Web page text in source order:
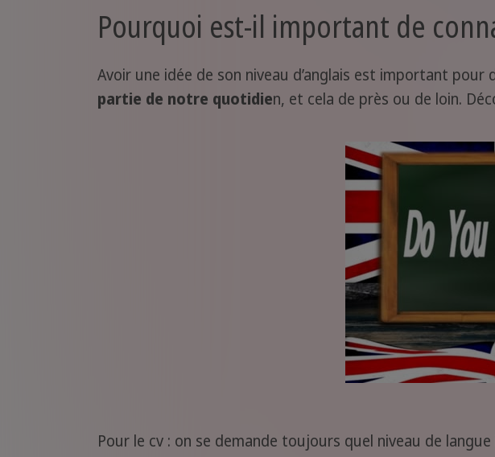
Pourquoi est-il important de
Avoir une idée de son niveau d’anglais est important
partie de notre quotidien, et cela de près ou de loin.
Pour le cv : on se demande toujours quel niveau de